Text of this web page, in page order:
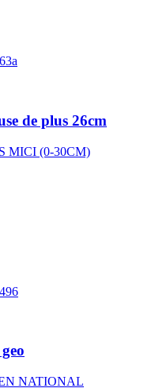
de plus 26cm
MICI (0-30CM)
NATIONAL